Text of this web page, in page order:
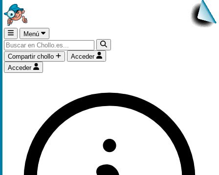
Menú
Compartir chollo
Acceder
Acceder